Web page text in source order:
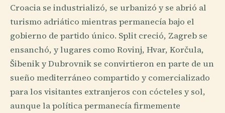
Croacia se industrializó, se urbanizó y se abrió al
turismo adriático mientras permanecía bajo el
gobierno de partido único. Split creció, Zagreb se
ensanchó, y lugares como Rovinj, Hvar, Korčula,
Šibenik y Dubrovnik se convirtieron en parte de un
sueño mediterráneo compartido y comercializado
para los visitantes extranjeros con cócteles y sol,
aunque la política permanecía firmemente